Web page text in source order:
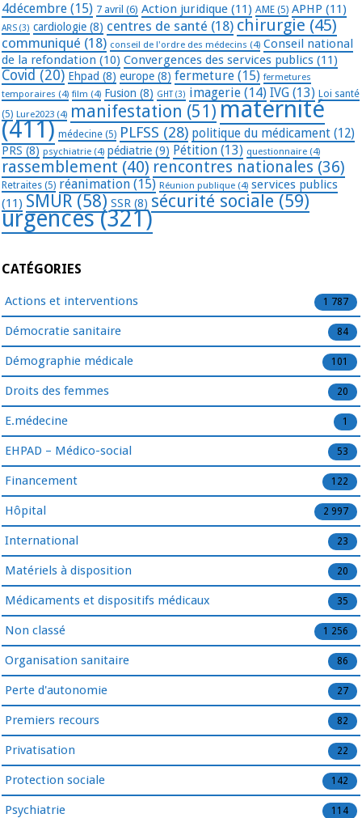
4décembre (15) 7 avril (6) Action juridique (11) AME (5) APHP (11)
ARS (3) cardiologie (8) centres de santé (18) chirurgie (45)
communiqué (18) conseil de l'ordre des médecins (4) Conseil national
de la refondation (10) Convergences des services publics (11)
Covid (20) Ehpad (8) europe (8) fermeture (15) fermetures
temporaires (4) film (4) Fusion (8) GHT(3) imagerie (14) IVG (13) Loi santé
(5) Lure2023 (4) manifestation (51) maternité
(411) médecine (5) PLFSS (28) politique du médicament (12)
PRS (8) psychiatrie (4) pédiatrie (9) Pétition (13) questionnaire (4)
rassemblement (40) rencontres nationales (36)
Retraites (5) réanimation (15) Réunion publique (4) services publics
(11) SMUR (58) SSR (8) sécurité sociale (59)
urgences(321)
CATÉGORIES
Actions et interventions 1 787
Démocratie sanitaire 84
Démographie médicale 101
Droits des femmes 20
E.médecine 1
EHPAD – Médico-social 53
Financement 122
Hôpital 2 997
International 23
Matériels à disposition 20
Médicaments et dispositifs médicaux 35
Non classé 1 256
Organisation sanitaire 86
Perte d'autonomie 27
Premiers recours 82
Privatisation 22
Protection sociale 142
Psychiatrie 114